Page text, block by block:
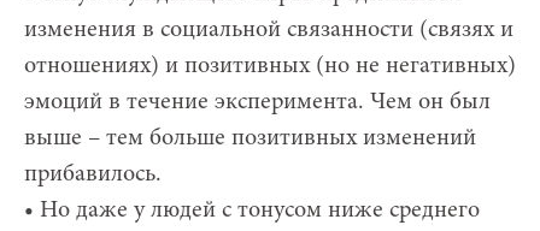
изменения в социальной связанности (связях и
отношениях) и позитивных (но не негативных)
эмоций в течение эксперимента. Чем он был
выше – тем больше позитивных изменений
прибавилось.
• Но даже у людей с тонусом ниже среднего